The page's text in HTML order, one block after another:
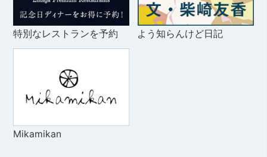
特別なレストランを予約 よう知らんけど日記
Mikamikan